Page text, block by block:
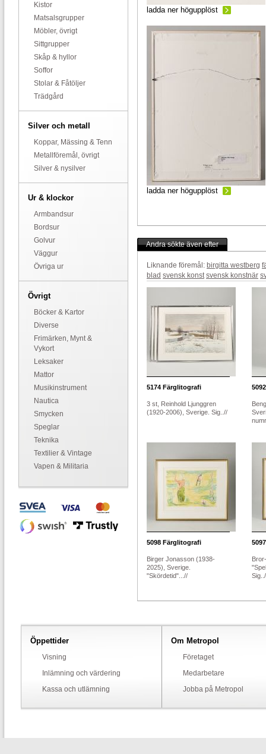
Kistor
Matsalsgrupper
Möbler, övrigt
Sittgrupper
Skåp & hyllor
Soffor
Stolar & Fåtöljer
Trädgård
Silver och metall
Koppar, Mässing & Tenn
Metallföremål, övrigt
Silver & nysilver
Ur & klockor
Armbandsur
Bordsur
Golvur
Väggur
Övriga ur
Övrigt
Böcker & Kartor
Diverse
Frimärken, Mynt &
Vykort
Leksaker
Mattor
Musikinstrument
Nautica
Smycken
Speglar
Teknika
Textilier & Vintage
Vapen & Militaria
ladda ner högupplöst
ladda ner högupplöst
Andra sökte även efter
Liknande föremål: birgitta westberg
blad svensk konst svensk konstnär
5174 Färglitografi
3 st, Reinhold Ljunggren
(1920-2006), Sverige. Sig..//
5092
5098 Färglitografi
Birger Jonasson (1938-
2025), Sverige.
"Skördetid"...//
5097
Öppettider
Visning
Inlämning och värdering
Kassa och utlämning
Om Metropol
Företaget
Medarbetare
Jobba på Metropol